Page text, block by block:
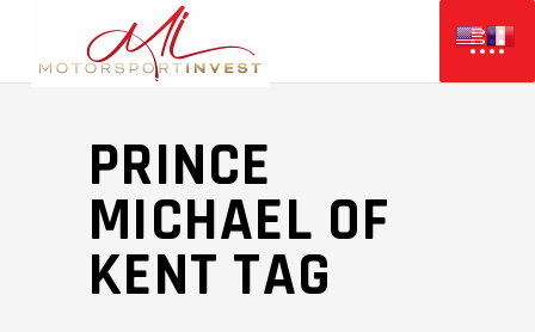
PRINCE
MICHAEL OF
KENT TAG